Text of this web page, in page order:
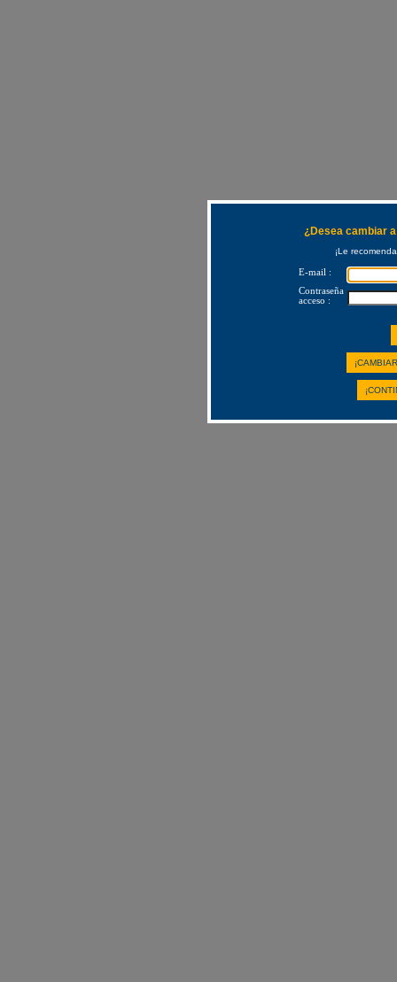
¿Desea cambiar
¡Le
E-mail :
Contraseña
acceso :